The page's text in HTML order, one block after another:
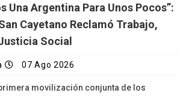
Una Argentina Para Unos Pocos”:
Cayetano Reclamó Trabajo,
Social
07 Ago 2026
movilización conjunta de los